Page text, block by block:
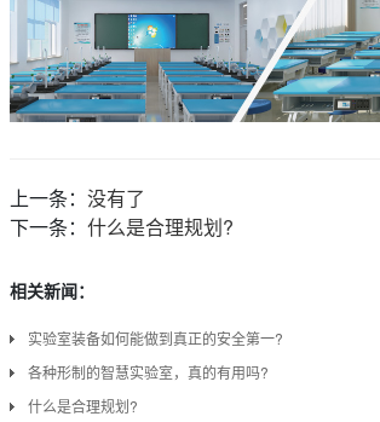
上一条： 没有了
下一条： 什么是合理规划?
相关新闻：
实验室装备如何能做到真正的安全第一?
各种形制的智慧实验室，真的有用吗?
什么是合理规划?